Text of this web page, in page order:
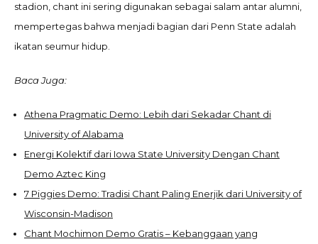
stadion, chant ini sering digunakan sebagai salam antar alumni,
mempertegas bahwa menjadi bagian dari Penn State adalah
ikatan seumur hidup.
Baca Juga:
Athena Pragmatic Demo: Lebih dari Sekadar Chant di
University of Alabama
Energi Kolektif dari Iowa State University Dengan Chant
Demo Aztec King
7 Piggies Demo: Tradisi Chant Paling Enerjik dari University of
Wisconsin-Madison
Chant Mochimon Demo Gratis – Kebanggaan yang